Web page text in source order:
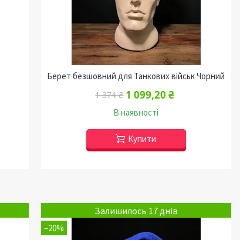
Берет безшовний для Танкових військ Чорний
1 374 ₴ 1 099,20 ₴
В наявності
Купити
Залишилось 17 днів
–20%